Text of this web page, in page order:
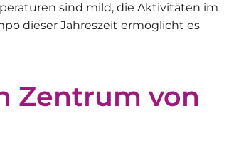
sind mild, die Aktivitäten im
dieser Jahreszeit ermöglicht es
Zentrum von